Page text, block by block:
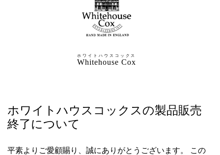
Whitehouse Cox
ホワイトハウスコックス
ホワイトハウスコックスの製品販売
終了について
平素よりご愛顧賜り、誠にありがとうございます。 この